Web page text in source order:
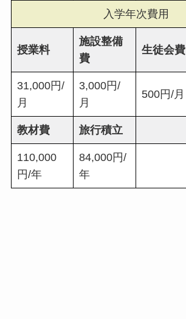
入学年次費用
授業料
施設整備
費
生徒会費
31,000円/
月
3,000円/
月
500円/月
教材費 旅行積立
110,000
円/年
84,000円/
年